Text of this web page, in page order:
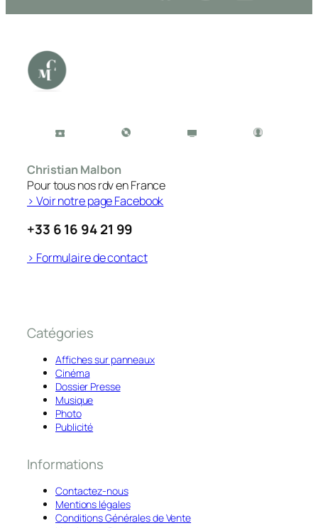
Christian Malbon
Pour tous nos rdv en France
> Voir notre page Facebook
+33 6 16 94 21 99
> Formulaire de contact
Catégories
Affiches sur panneaux
Cinéma
Dossier Presse
Musique
Photo
Publicité
Informations
Contactez-nous
Mentions légales
Conditions Générales de Vente